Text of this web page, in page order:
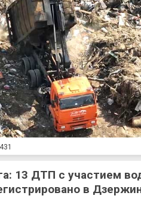
431
13 ДТП с участием
в